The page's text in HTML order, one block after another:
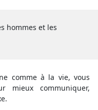
hommes et les
comme à la vie, vous
mieux communiquer,